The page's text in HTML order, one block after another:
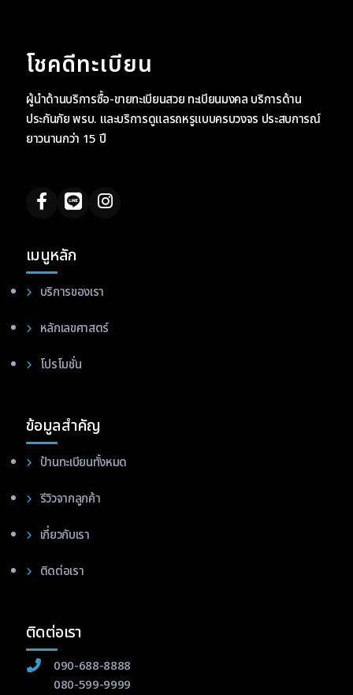
โชคดีทะเบียน
ผู้นำด้านบริการซื้อ-ขายทะเบียนสวย ทะเบียนมงคล บริการด้าน
ประกันภัย พรบ. และบริการดูแลรถหรูแบบครบวงจร ประสบการณ์
ยาวนานกว่า 15 ปี
เมนูหลัก
บริการของเรา
หลักเลขศาสตร์
โปรโมชั่น
ข้อมูลสำคัญ
ป้านทะเบียนทั้งหมด
รีวิวจากลูกค้า
เกี่ยวกับเรา
ติดต่อเรา
ติดต่อเรา
090-688-8888
080-599-9999